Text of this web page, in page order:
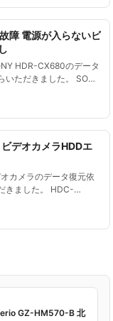
障 電源が入らないビ
HDR-CX680のデータ
ただきました。 SONY
売されたフルハイビジ
ブレ補正機能が......
デオカメラHDDエ
カメラのデータ復元依
きました。 HDC-
の電源を入れると
電源を入れ直し......
GZ-HM570-B 北